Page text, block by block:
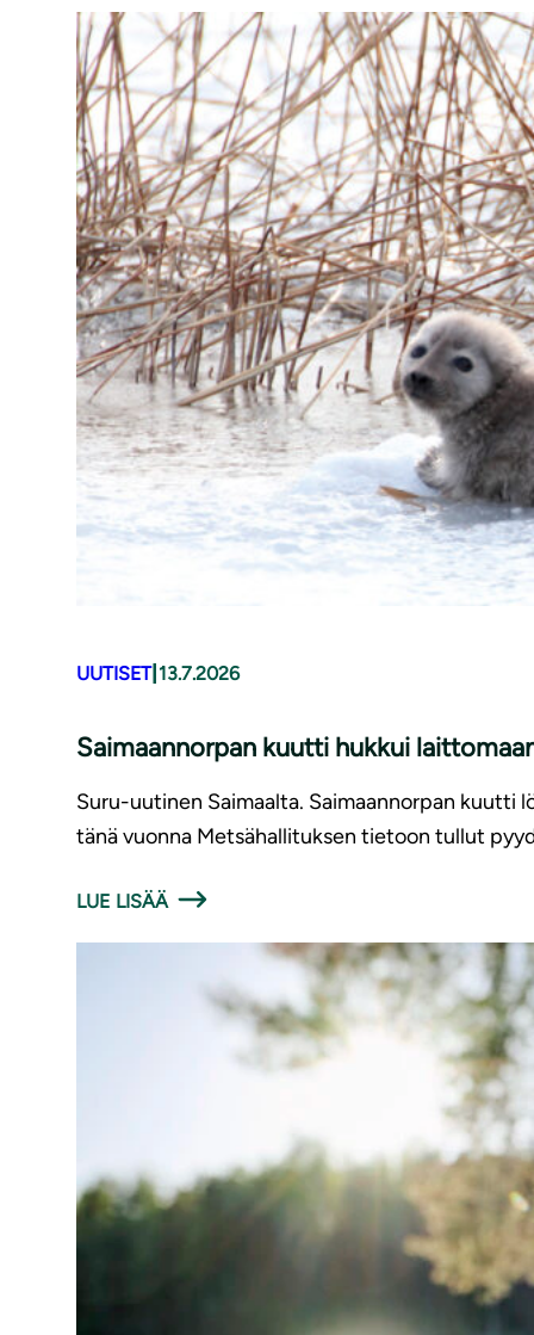
UUTISET| 13.7.2026
Saimaannorpan kuutti hukkui
Suru-uutinen Saimaalta. Saimaannorpan kuutti
tänä vuonna Metsähallituksen tietoon tullut
LUE LISÄÄ